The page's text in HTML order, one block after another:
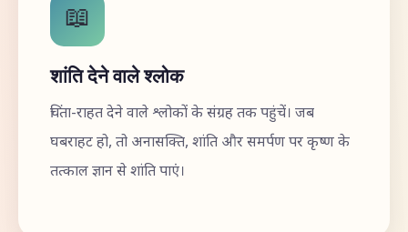
📖
शांति देने वाले श्लोक
चिंता-राहत देने वाले श्लोकों के संग्रह तक पहुंचें। जब
घबराहट हो, तो अनासक्ति, शांति और समर्पण पर कृष्ण के
तत्काल ज्ञान से शांति पाएं।